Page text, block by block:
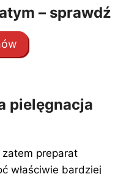
– sprawdź
pielęgnacja
preparat
właściwie bardziej